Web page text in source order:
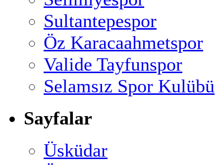
Sultantepespor
Öz Karacaahmetspor
Valide Tayfunspor
Selamsız Spor Kulübü
Sayfalar
Üsküdar